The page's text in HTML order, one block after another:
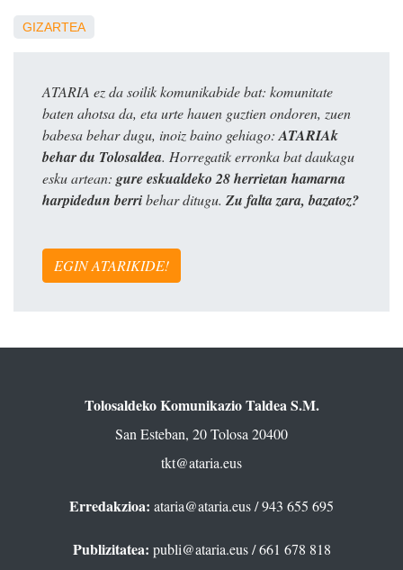
GIZARTEA
ATARIA ez da soilik komunikabide bat: komunitate
baten ahotsa da, eta urte hauen guztien ondoren, zuen
babesa behar dugu, inoiz baino gehiago: ATARIAk
behar du Tolosaldea. Horregatik erronka bat daukagu
esku artean: gure eskualdeko 28 herrietan hamarna
harpidedun berribehar ditugu. Zu falta zara, bazatoz?
EGIN ATARIKIDE!
Tolosaldeko Komunikazio Taldea S.M.
San Esteban, 20 Tolosa 20400
tkt@ataria.eus
Erredakzioa: ataria@ataria.eus/ 943 655 695
Publizitatea: publi@ataria.eus/ 661 678 818